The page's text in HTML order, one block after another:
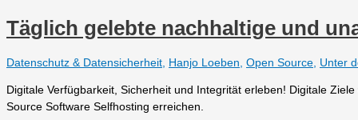
Täglich gelebte nachhaltige und
Datenschutz & Datensicherheit Hanjo Loeben Open Source Unter
Digitale Verfügbarkeit, Sicherheit und Integrität erleben! Digitale
Source Software Selfhosting erreichen.